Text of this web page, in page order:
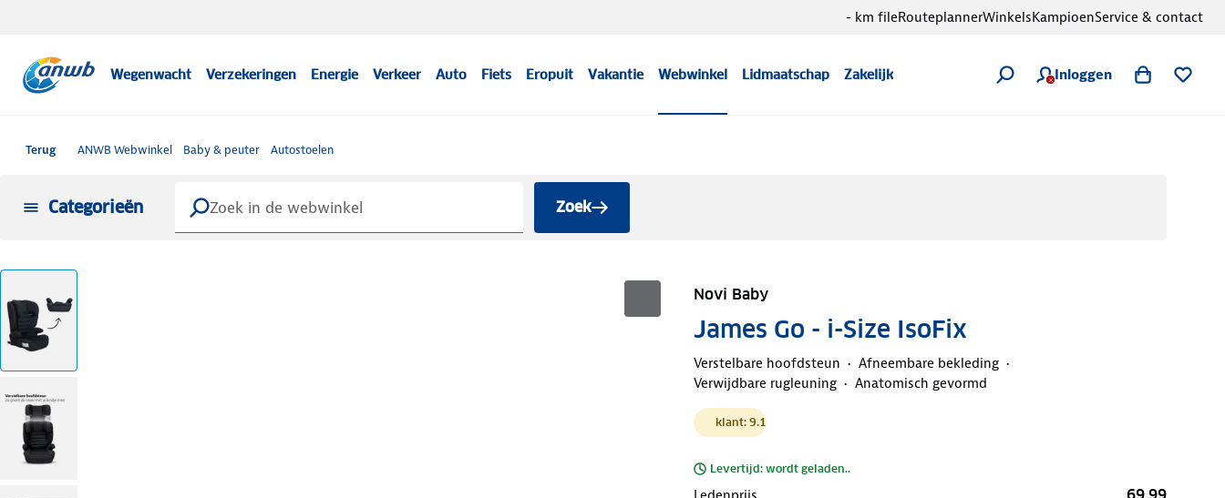
Wegenwacht Verzekeringen Energie Verkeer Auto Fiets Eropuit Vakantie Webwinkel Lidmaatschap Zakelijk Inloggen
- km fileRouteplannerWinkelsKampioenService & contact
Terug ANWB Webwinkel Baby & peuter Autostoelen
Categorieën Zoek
Novi Baby
James Go - i-Size IsoFix
Verstelbare hoofdsteun
Afneembare bekleding
Verwijdbare rugleuning
Anatomisch gevormd
klant: 9.1
Levertijd: wordt geladen..